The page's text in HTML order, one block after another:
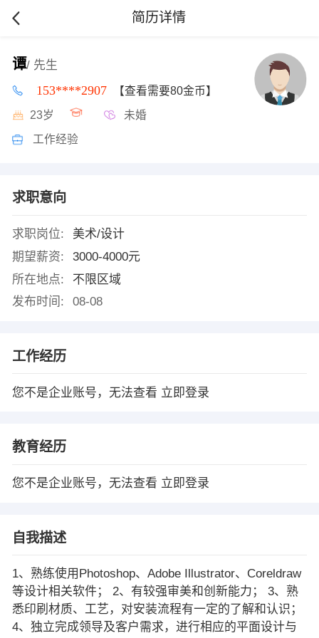
简历详情
谭/ 先生
153****2907 【查看需要80金币】
23岁 未婚
工作经验
求职意向
求职岗位:
美术/设计
期望薪资:
3000-4000元
所在地点:
不限区域
发布时间:
08-08
工作经历
您不是企业账号，无法查看 立即登录
教育经历
您不是企业账号，无法查看 立即登录
自我描述
1、熟练使用Photoshop、Adobe Illustrator、Coreldraw
等设计相关软件； 2、有较强审美和创新能力； 3、熟
悉印刷材质、工艺，对安装流程有一定的了解和认识；
4、独立完成领导及客户需求，进行相应的平面设计与